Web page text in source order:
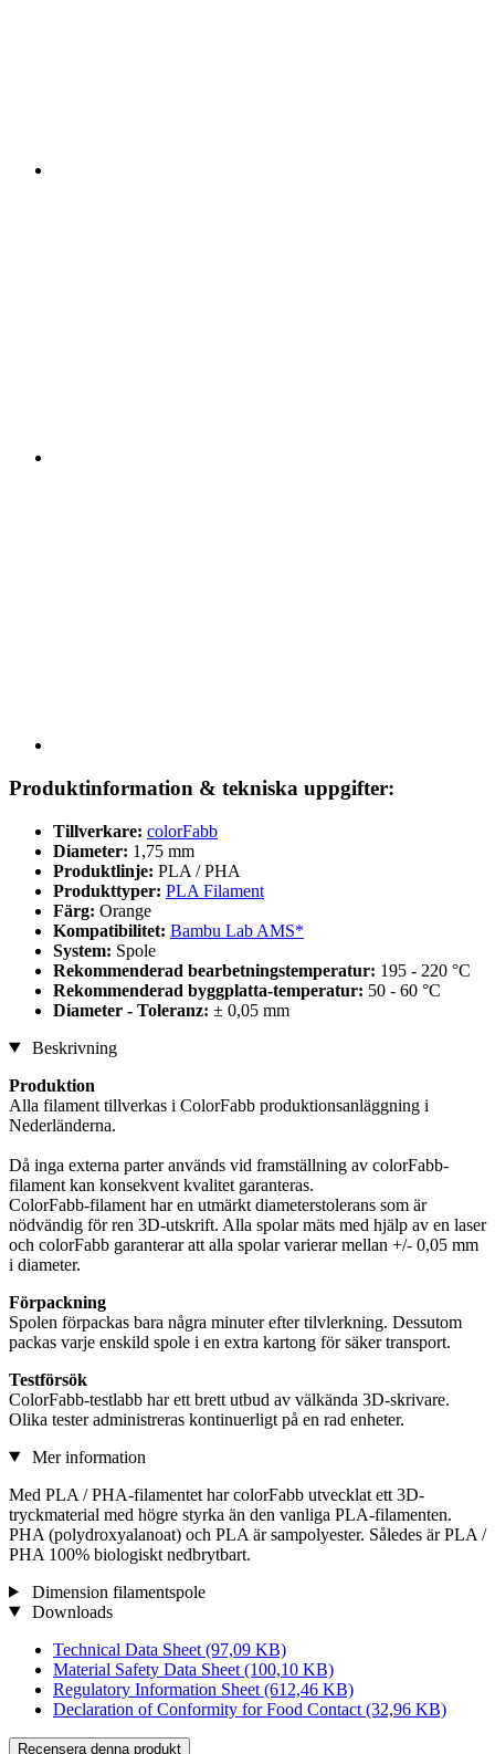
Produktinformation & tekniska uppgifter:
Tillverkare: colorFabb
Diameter: 1,75 mm
Produktlinje: PLA / PHA
Produkttyper: PLA Filament
Färg: Orange
Kompatibilitet: Bambu Lab AMS*
System: Spole
Rekommenderad bearbetningstemperatur: 195 - 220 °C
Rekommenderad byggplatta-temperatur: 50 - 60 °C
Diameter - Toleranz: ± 0,05 mm
Beskrivning
Produktion
Alla filament tillverkas i ColorFabb produktionsanläggning i
Nederländerna.
Då inga externa parter används vid framställning av colorFabb-
filament kan konsekvent kvalitet garanteras.
ColorFabb-filament har en utmärkt diameterstolerans som är
nödvändig för ren 3D-utskrift. Alla spolar mäts med hjälp av en laser
och colorFabb garanterar att alla spolar varierar mellan +/- 0,05 mm
i diameter.
Förpackning
Spolen förpackas bara några minuter efter tilvlerkning. Dessutom
packas varje enskild spole i en extra kartong för säker transport.
Testförsök
ColorFabb-testlabb har ett brett utbud av välkända 3D-skrivare.
Olika tester administreras kontinuerligt på en rad enheter.
Mer information
Med PLA / PHA-filamentet har colorFabb utvecklat ett 3D-
tryckmaterial med högre styrka än den vanliga PLA-filamenten.
PHA (polydroxyalanoat) och PLA är sampolyester. Således är PLA /
PHA 100% biologiskt nedbrytbart.
Dimension filamentspole
Downloads
Technical Data Sheet (97,09 KB)
Material Safety Data Sheet (100,10 KB)
Regulatory Information Sheet (612,46 KB)
Declaration of Conformity for Food Contact (32,96 KB)
Recensera denna produkt